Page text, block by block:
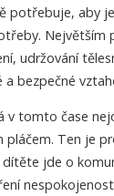
potřebuje, aby
Největším
udržování
bezpečné
v tomto čase
pláčem. Ten je
jde o